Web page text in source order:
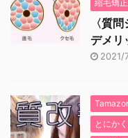
縮毛矯
〈質
デメリ
2021/
とにか